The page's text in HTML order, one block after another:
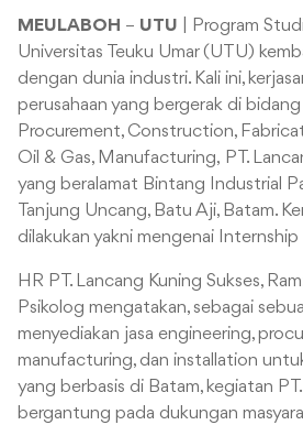
MEULABOH – UTU | Program
Universitas Teuku Umar (UTU)
dengan dunia industri. Kali ini,
perusahaan yang bergerak di
Procurement, Construction,
Oil & Gas, Manufacturing, PT.
yang beralamat Bintang Industrial
Tanjung Uncang, Batu Aji, Batam.
dilakukan yakni mengenai Internship
HR PT. Lancang Kuning Sukses,
Psikolog mengatakan, sebagai
menyediakan jasa engineering,
manufacturing, dan installation
yang berbasis di Batam, kegiatan
bergantung pada dukungan